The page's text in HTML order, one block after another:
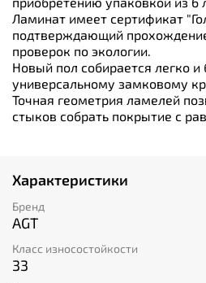
Ламинат имеет сертификат
подтверждающий
проверок по экологии.
Новый пол собирается легко и
универсальному замковому
Точная геометрия ламелей
стыков собрать покрытие с
Характеристики
Бренд
AGT
Класс износостойкости
33